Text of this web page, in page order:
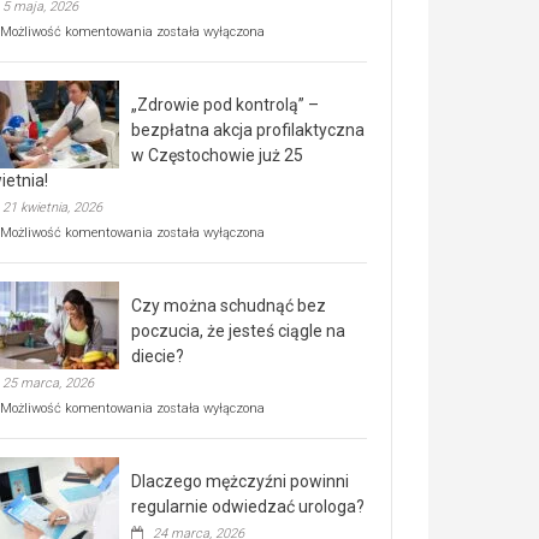
5 maja, 2026
Możliwość komentowania Rusza
rehabilitacji
dla
seniorów!
została wyłączona
„Zdrowie pod kontrolą” –
bezpłatna akcja profilaktyczna
w Częstochowie już 25
21 kwietnia, 2026
Możliwość komentowania „Zdrowie
bezpłatna
akcja
profilaktyczna
w
już
kwietnia!
została wyłączona
Czy można schudnąć bez
poczucia, że jesteś ciągle na
diecie?
25 marca, 2026
Możliwość komentowania Czy
poczucia,
że
została wyłączona
Dlaczego mężczyźni powinni
regularnie odwiedzać urologa?
24 marca, 2026